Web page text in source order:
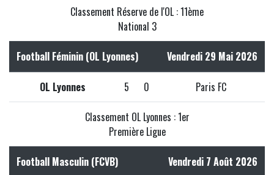
Classement Réserve de l'OL : 11ème
National 3
Football Féminin (OL Lyonnes) Vendredi 29 Mai 2026
OL Lyonnes 5 0 Paris FC
Classement OL Lyonnes : 1er
Première Ligue
Football Masculin (FCVB) Vendredi 7 Août 2026